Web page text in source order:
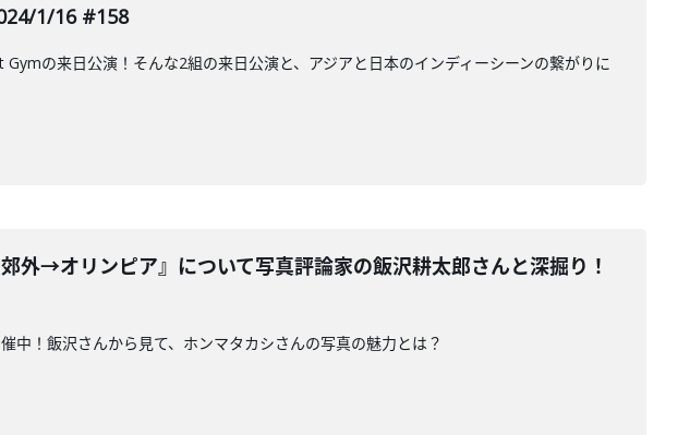
1/16 #158
の来日公演！そんな2組の来日公演と、アジアと日本のインディーシーンの繋がりに
外→オリンピア』について写真評論家の飯沢耕太郎さんと深掘り！
！飯沢さんから見て、ホンマタカシさんの写真の魅力とは？